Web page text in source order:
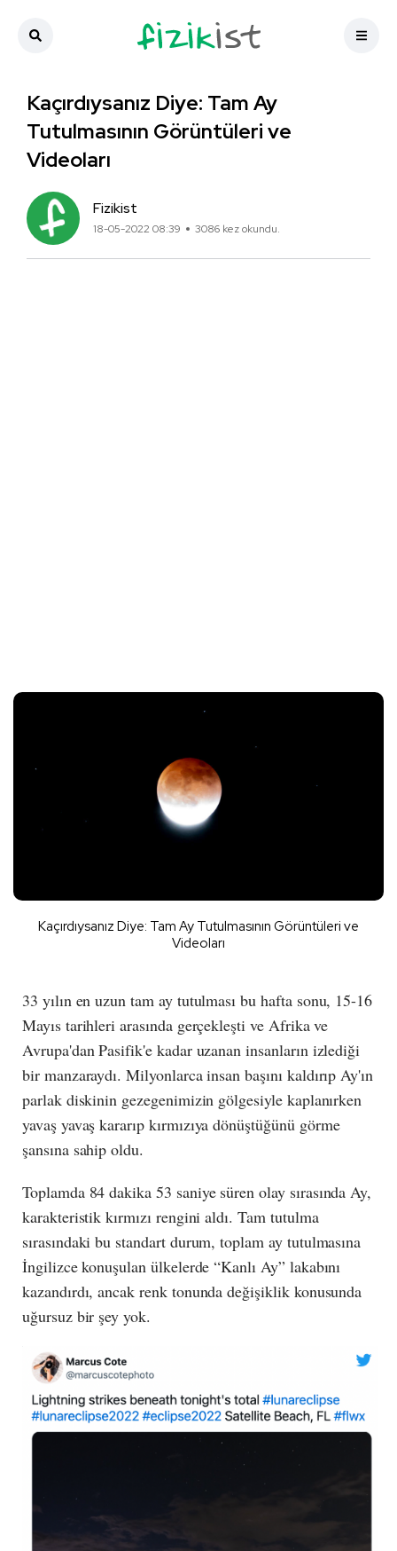
Kaçırdıysanız Diye: Tam Ay
Tutulmasının Görüntüleri ve
Videoları
Fizikist
18-05-2022 08:39 3086 kez okundu.
Kaçırdıysanız Diye: Tam Ay Tutulmasının Görüntüleri ve
Videoları
33 yılın en uzun tam ay tutulması bu hafta sonu, 15-16
Mayıs tarihleri arasında gerçekleşti ve Afrika ve
Avrupa'dan Pasifik'e kadar uzanan insanların izlediği
bir manzaraydı. Milyonlarca insan başını kaldırıp Ay'ın
parlak diskinin gezegenimizin gölgesiyle kaplanırken
yavaş yavaş kararıp kırmızıya dönüştüğünü görme
şansına sahip oldu.
Toplamda 84 dakika 53 saniye süren olay sırasında Ay,
karakteristik kırmızı rengini aldı. Tam tutulma
sırasındaki bu standart durum, toplam ay tutulmasına
İngilizce konuşulan ülkelerde “Kanlı Ay” lakabını
kazandırdı, ancak renk tonunda değişiklik konusunda
uğursuz bir şey yok.